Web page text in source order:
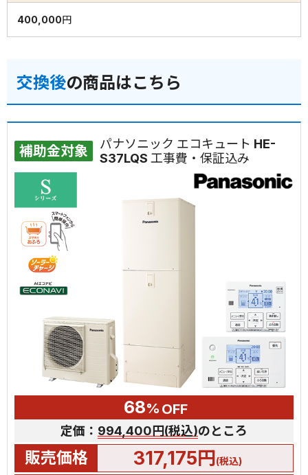
400,000円
交換後の商品はこちら
補助金対象
パナソニック エコキュート HE-
S37LQS 工事費・保証込み
68% OFF
定価： 994,400円(税込)のところ
販売価格 317,175円(税込)